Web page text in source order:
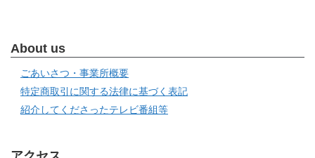
About us
ごあいさつ・事業所概要
特定商取引に関する法律に基づく表記
紹介してくださったテレビ番組等